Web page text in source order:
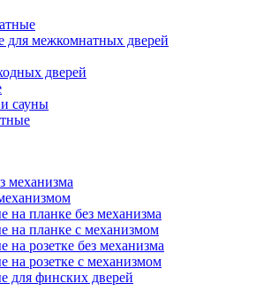
межкомнатных дверей
дверей
сауны
механизма
планке без механизма
на планке с механизмом
розетке без механизма
на розетке с механизмом
для финских дверей